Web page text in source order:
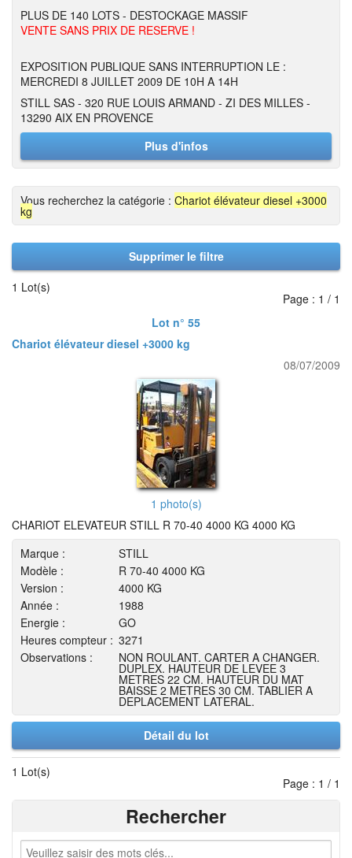
PLUS DE 140 LOTS - DESTOCKAGE MASSIF
VENTE SANS PRIX DE RESERVE !
EXPOSITION PUBLIQUE SANS INTERRUPTION LE :
MERCREDI 8 JUILLET 2009 DE 10H A 14H
STILL SAS - 320 RUE LOUIS ARMAND - ZI DES MILLES -
13290 AIX EN PROVENCE
Plus d'infos
Vous recherchez la catégorie : Chariot élévateur diesel +3000
kg
Supprimer le filtre
1 Lot(s)
Page : 1 / 1
Lot n° 55
Chariot élévateur diesel +3000 kg
08/07/2009
1 photo(s)
CHARIOT ELEVATEUR STILL R 70-40 4000 KG 4000 KG
Marque :
STILL
Modèle :
R 70-40 4000 KG
Version :
4000 KG
Année :
1988
Energie :
GO
Heures compteur : 3271
Observations :
NON ROULANT. CARTER A CHANGER.
DUPLEX. HAUTEUR DE LEVEE 3
METRES 22 CM. HAUTEUR DU MAT
BAISSE 2 METRES 30 CM. TABLIER A
DEPLACEMENT LATERAL.
Détail du lot
1 Lot(s)
Page : 1 / 1
Rechercher